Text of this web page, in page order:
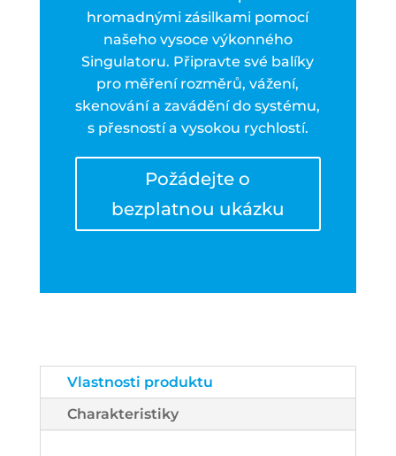
hromadnými zásilkami pomocí
našeho vysoce výkonného
Singulatoru. Připravte své balíky
pro měření rozměrů, vážení,
skenování a zavádění do systému,
s přesností a vysokou rychlostí.
Požádejte o
bezplatnou ukázku
Vlastnosti produktu
Charakteristiky